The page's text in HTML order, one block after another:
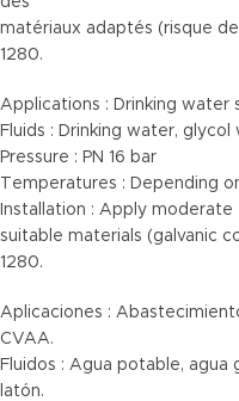
matériaux adaptés (risque
1280.
Applications : Drinking water
Fluids : Drinking water,
Pressure : PN 16 bar
Temperatures : Depending
Installation : Apply
suitable materials (galvanic
1280.
Aplicaciones :
CVAA.
Fluidos : Agua potable, agua
latón.